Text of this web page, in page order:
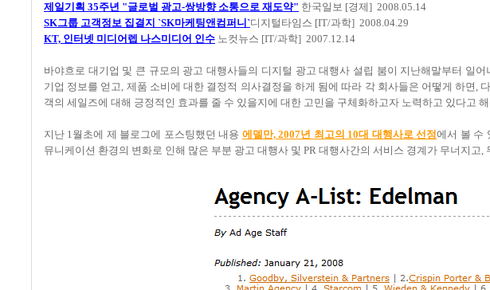
제일기획 35주년 "글로벌 광고-쌍방향 소통으로 재도약" 한국일보 [경제] 2008.05.14
SK그룹 고객정보 집결지 `SK마케팅앤컴퍼니`디지털타임스 [IT/과학] 2008.04.29
KT, 인터넷 미디어렙 나스미디어 인수 노컷뉴스 [IT/과학] 2007.12.14
바야흐로 대기업 및 큰 규모의 광고 대행사들의 디지털 광고 대행사 설립 붐이 지난해말부터 일
기업 정보를 얻고, 제품 소비에 대한 결정적 의사결정을 하게 됨에 따라 각 회사들은 어떻게 하면,
객의 세일즈에 대해 긍정적인 효과를 줄 수 있을지에 대한 고민을 구체화하고자 노력하고 있다고
지난 1월초에 제 블로그에 포스팅했던 내용 에델만, 2007년 최고의 10대 대행사로 선정에서 볼 수
뮤니케이션 환경의 변화로 인해 많은 부분 광고 대행사 및 PR 대행사간의 서비스 경계가 무너지고